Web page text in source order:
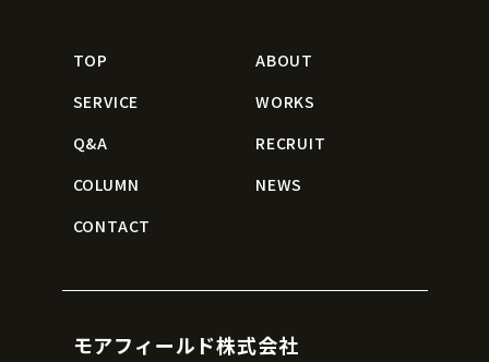
TOP
ABOUT
SERVICE
WORKS
Q&A
RECRUIT
COLUMN
NEWS
CONTACT
モアフィールド株式会社